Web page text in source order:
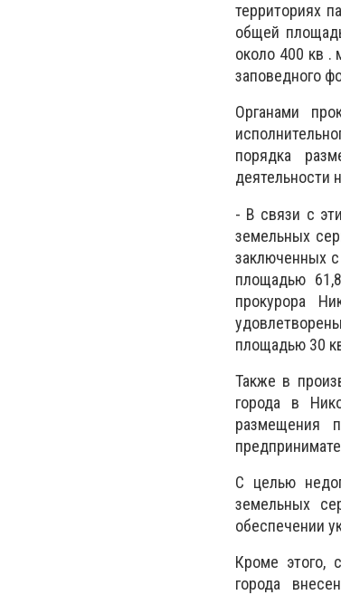
территориях
общей
около 400 кв .
заповедного
Органами
порядка
деятельности
- В связи с
земельных
заключенных
площадью
прокурора
площадью 30
Также в
города в
размещения
С целью
земельных
обеспечении
Кроме этого,
города